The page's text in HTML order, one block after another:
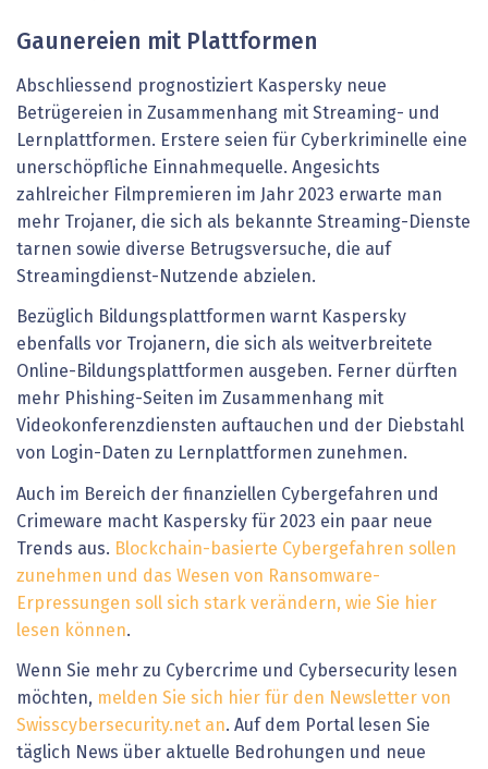
Gaunereien mit Plattformen
Abschliessend prognostiziert Kaspersky neue
Betrügereien in Zusammenhang mit Streaming- und
Lernplattformen. Erstere seien für Cyberkriminelle eine
unerschöpfliche Einnahmequelle. Angesichts
zahlreicher Filmpremieren im Jahr 2023 erwarte man
mehr Trojaner, die sich als bekannte Streaming-Dienste
tarnen sowie diverse Betrugsversuche, die auf
Streamingdienst-Nutzende abzielen.
Bezüglich Bildungsplattformen warnt Kaspersky
ebenfalls vor Trojanern, die sich als weitverbreitete
Online-Bildungsplattformen ausgeben. Ferner dürften
mehr Phishing-Seiten im Zusammenhang mit
Videokonferenzdiensten auftauchen und der Diebstahl
von Login-Daten zu Lernplattformen zunehmen.
Auch im Bereich der finanziellen Cybergefahren und
Crimeware macht Kaspersky für 2023 ein paar neue
Trends aus. Blockchain-basierte Cybergefahren sollen
zunehmen und das Wesen von Ransomware-
Erpressungen soll sich stark verändern, wie Sie hier
lesen können.
Wenn Sie mehr zu Cybercrime und Cybersecurity lesen
möchten, melden Sie sich hier für den Newsletter von
Swisscybersecurity.net an. Auf dem Portal lesen Sie
täglich News über aktuelle Bedrohungen und neue